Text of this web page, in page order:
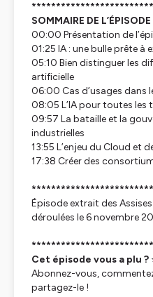
SOMMAIRE DE L’ÉPISODE
00:00 Présentation de
01:25 IA : une bulle prête à
05:10 Bien distinguer les
artificielle
06:00 Cas d’usages dans
08:05 L’IA pour toutes les
09:57 La bataille et la
industrielles
13:55 L’enjeu du Cloud et
17:38 Créer des
Épisode extrait des
déroulées le 6 novembre
Cet épisode vous a plu ?
Abonnez-vous,
partagez-le !